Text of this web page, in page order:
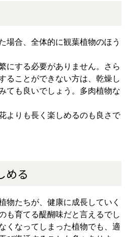
場合、全体的に観葉植物のほう
にする必要がありません。さら
ることができない方は、乾燥し
ても良いでしょう。多肉植物な
よりも長く楽しめるのも良さで
める
物たちが、健康に成長していく
も育てる醍醐味だと言えるでし
くなってしまった植物でも、適